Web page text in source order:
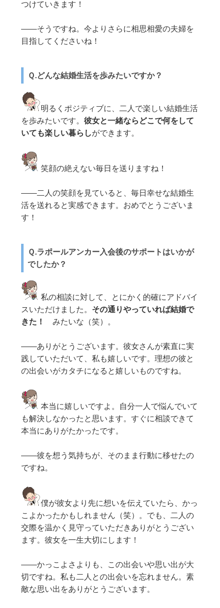
つけていきます！
——そうですね。今よりさらに相思相愛の夫婦を
目指してくださいね！
Ｑ.どんな結婚生活を歩みたいですか？
明るくポジティブに、二人で楽しい結婚生活
を歩みたいです。彼女と一緒ならどこで何をして
いても楽しい暮らしができます。
笑顔の絶えない毎日を送りますね！
——二人の笑顔を見ていると、毎日幸せな結婚生
活を送れると実感できます。おめでとうございま
す！
Ｑ.ラポールアンカー入会後のサポートはいかが
でしたか？
私の相談に対して、とにかく的確にアドバイ
スいただけました。 その通りやっていれば結婚で
きた！
みたいな（笑）。
——ありがとうございます。彼女さんが素直に実
践していただいて、私も嬉しいです。理想の彼と
の出会いがカタチになると嬉しいものですね。
本当に嬉しいですよ。自分一人で悩んでいて
も解決しなかったと思います。すぐに相談できて
本当にありがたかったです。
——彼を想う気持ちが、そのまま行動に移せたの
ですね。
僕が彼女より先に想いを伝えていたら、かっ
こよかったかもしれません（笑）。でも、二人の
交際を温かく見守っていただきありがとうござい
ます。彼女を一生大切にします！
——かっこよさよりも、この出会いや思い出が大
切ですね。私も二人との出会いを忘れません。素
敵な思い出をありがとうございます。